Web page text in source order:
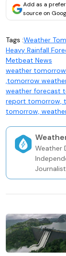
Add as a
source on
Tags :Weather
Heavy Rainfall
Metbeat News
weather
,tomorrow
weather forecast
report tomorrow,
tomorrow,
Weather
Independent